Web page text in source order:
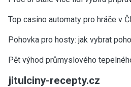
Top casino automaty pro hráče v
Pohovka pro hosty: jak vybrat
Pět výhod průmyslového
jitulciny-recepty.cz